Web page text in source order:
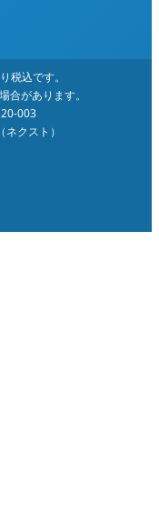
税込です。
合があります。
003
クスト）